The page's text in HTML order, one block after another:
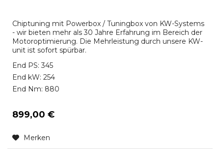
Chiptuning mit Powerbox / Tuningbox von KW-Systems
- wir bieten mehr als 30 Jahre Erfahrung im Bereich der
Motoroptimierung. Die Mehrleistung durch unsere KW-
unit ist sofort spürbar.
End PS: 345
End kW: 254
End Nm: 880
899,00 €
Merken